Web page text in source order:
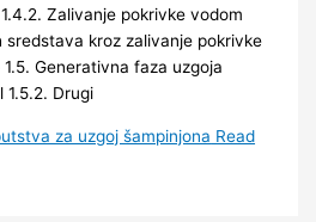
Zalivanje pokrivke vodom
sredstava kroz zalivanje pokrivke
Generativna faza uzgoja
1.5.2. Drugi
za uzgoj šampinjona Read